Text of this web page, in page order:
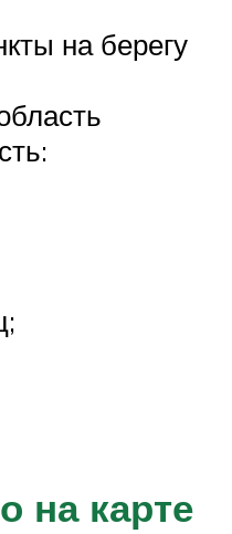
на берегу
на карте